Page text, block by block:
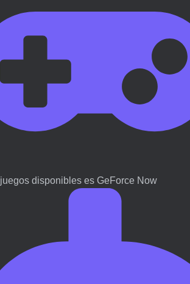
juegos disponibles es GeForce Now